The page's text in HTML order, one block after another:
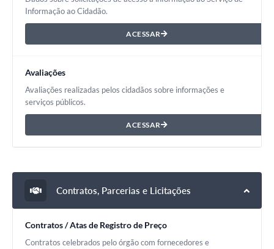
Informação ao Cidadão.
ACESSAR
Avaliações
Avaliações realizadas pelos cidadãos sobre informações e
serviços públicos.
ACESSAR
Contratos, Parcerias e Licitações
Contratos / Atas de Registro de Preço
Contratos celebrados pelo órgão com fornecedores e